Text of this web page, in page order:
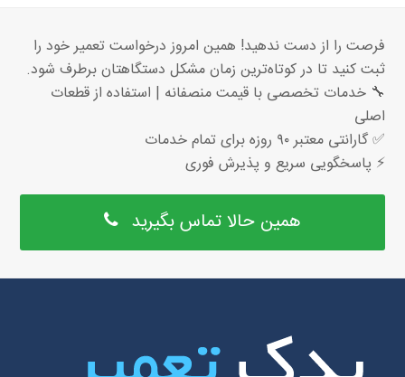
فرصت را از دست ندهید! همین امروز درخواست تعمیر خود را
ثبت کنید تا در کوتاه‌ترین زمان مشکل دستگاهتان برطرف شود.
🔧 خدمات تخصصی با قیمت منصفانه | استفاده از قطعات
اصلی
✅ گارانتی معتبر ۹۰ روزه برای تمام خدمات
⚡ پاسخگویی سریع و پذیرش فوری
همین حالا تماس بگیرید